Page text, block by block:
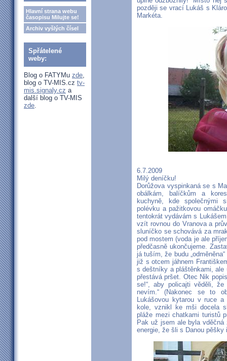
Hlavní strana webu
časopisu Milujte se!
Archiv vyšlých čísel
Spřátelené
weby:
Blog o FATYMu zde,
blog o TV-MIS.cz tv-
mis.signaly.cz a
další blog o TV-MIS
zde.
později se vrací Lukáš s
Markéta.
6.7.2009
Milý deníčku!
Dorůžova vyspinkaná se s
obálkám, balíčkům a
kuchyně, kde společnými
polévku a pažitkovou
tentokrát vydávám s
vzít rovnou do Vranova a
sluníčko se schovává za
pod mostem (voda je ale
předčasně ukončujeme.
já tuším, že budu
již s otcem jáhnem
s deštníky a pláštěnkami, ale
přestává pršet. Otec Nik
se!“, aby policajti věděli,
nevím.“ (Nakonec se to
Lukášovou kytarou v ruce
kole, vznikl ke mši docela
pláže mezi chatkami turistů
Pak už jsem ale byla
energie, že šli s Danou pěšky